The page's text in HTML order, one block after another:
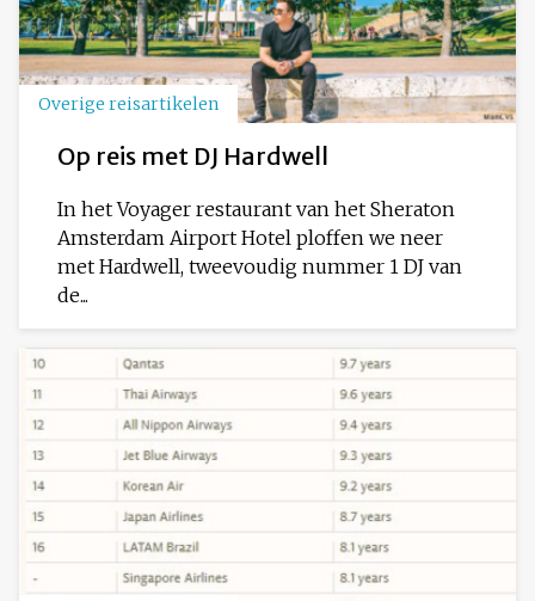
Overige reisartikelen
Op reis met DJ Hardwell
In het Voyager restaurant van het Sheraton
Amsterdam Airport Hotel ploffen we neer
met Hardwell, tweevoudig nummer 1 DJ van
de...